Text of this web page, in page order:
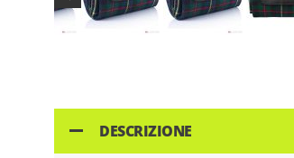
the
images
DESCRIZIONE